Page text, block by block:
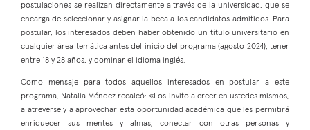
postulaciones se realizan directamente a través de la universidad, que se
encarga de seleccionar y asignar la beca a los candidatos admitidos. Para
postular, los interesados deben haber obtenido un título universitario en
cualquier área temática antes del inicio del programa (agosto 2024), tener
entre 18 y 28 años, y dominar el idioma inglés.
Como mensaje para todos aquellos interesados en postular a este
programa, Natalia Méndez recalcó: «Los invito a creer en ustedes mismos,
a atreverse y a aprovechar esta oportunidad académica que les permitirá
enriquecer sus mentes y almas, conectar con otras personas y